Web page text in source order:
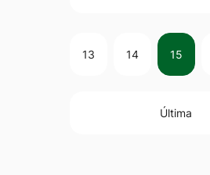
13 14 15
Última